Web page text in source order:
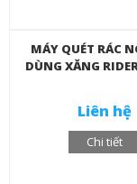
MÁY QUÉT RÁC
DÙNG XĂNG
Liên hệ
Chi tiết